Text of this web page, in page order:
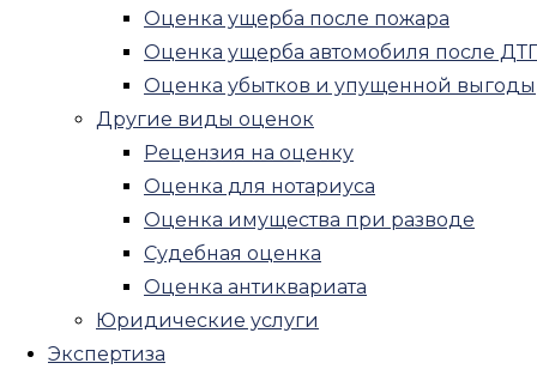
Оценка ущерба после пожара
Оценка ущерба автомобиля после
Оценка убытков и упущенной выгоды
Другие виды оценок
Рецензия на оценку
Оценка для нотариуса
Оценка имущества при разводе
Судебная оценка
Оценка антиквариата
Юридические услуги
Экспертиза
Амбулаторная психиатрическая
Психиатрическая экспертиза
Психиатрическая экспертиза
Психиатрическая экспертиза для
Психиатрическая экспертиза
Автотехническая экспертиза
Экономическая экспертиза
Криминалистическая экспертиза
Почерковедческая экспертиза
Экспертиза давности документа
Экспертиза печати и штампа